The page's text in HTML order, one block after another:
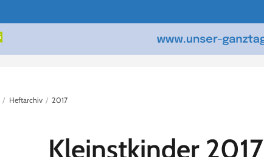
Heftarchiv 2017
Kleinstkinder 2017